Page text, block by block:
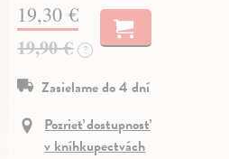
19,30 €
19,90 € ?
Zasielame do 4 dní
Pozrieť dostupnosť
v kníhkupectvách